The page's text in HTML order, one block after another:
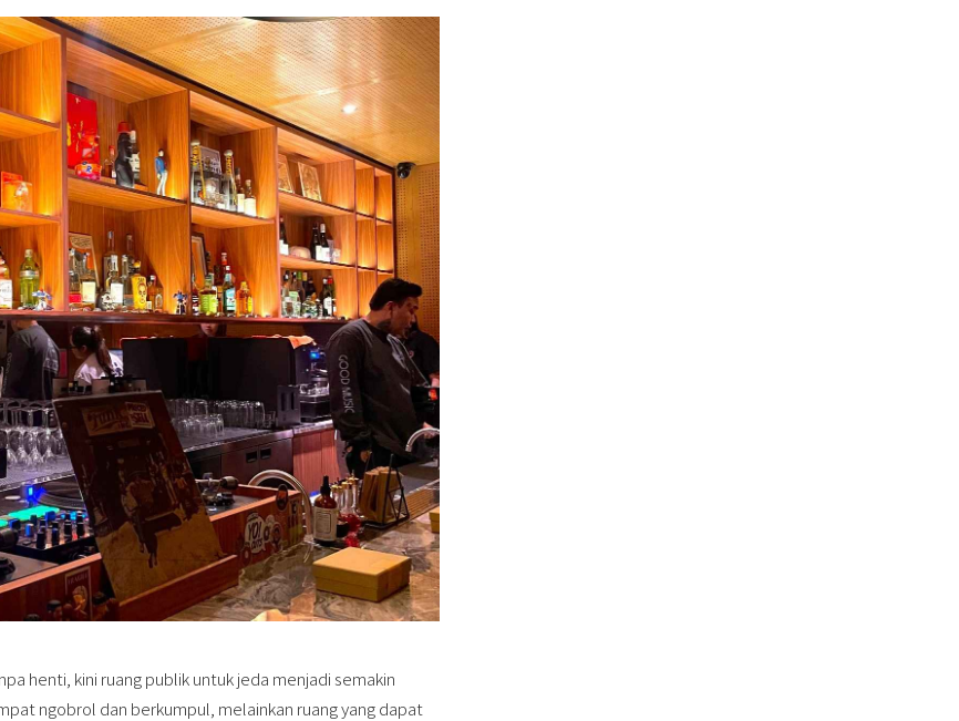
henti, kini ruang publik untuk jeda menjadi semakin
ngobrol dan berkumpul, melainkan ruang yang dapat